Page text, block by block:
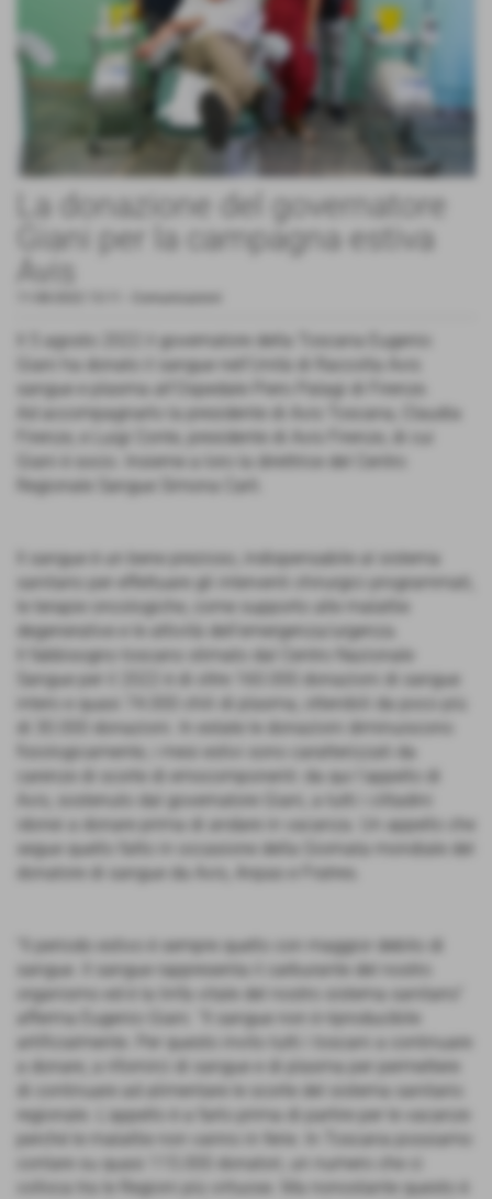
La donazione del governatore
Giani per la campagna estiva
Avis
Il 5 agosto 2022 il governatore della Toscana Eugenio
Giani ha donato il sangue nell'Unità di Raccolta Avis
sangue e plasma all'Ospedale Piero Palagi di Firenze.
Ad accompagnarlo la presidente di Avis Toscana, Claudia
Firenze, e Luigi Conte, presidente di Avis Firenze, di cui
Giani è socio. Insieme a loro la direttrice del Centro
Regionale Sangue Simona Carli.
Il sangue è un bene prezioso, indispensabile al sistema
sanitario per effettuare gli interventi chirurgici programmati,
le terapie oncologiche, come supporto alle malattie
degenerative e le attività dell’emergenza/urgenza.
Il fabbisogno toscano stimato dal Centro Nazionale
Sangue per il 2022 è di oltre 160.000 donazioni di sangue
intero e quasi 74.000 chili di plasma, ottenibili da poco più
di 30.000 donazioni. In estate le donazioni diminuiscono
fisiologicamente, i mesi estivi sono caratterizzati da
carenze di scorte di emocomponenti: da qui l'appello di
Avis, sostenuto dal governatore Giani, a tutti i cittadini
idonei a donare prima di andare in vacanza. Un appello che
segue quello fatto in occasione della Giornata mondiale del
donatore di sangue da Avis, Anpas e Fratres.
"Il periodo estivo è sempre quello con maggior debito di
sangue. Il sangue rappresenta il carburante del nostro
organismo ed è la linfa vitale del nostro sistema sanitario”
afferma Eugenio Giani. “Il sangue non è riproducibile
artificialmente. Per questo invito tutti i toscani a continuare
a donare, a rifornirci di sangue e di plasma per permettere
di continuare ad alimentare le scorte del sistema sanitario
regionale. L'appello è a farlo prima di partire per le vacanze
perché le malattie non vanno in ferie. In Toscana possiamo
contare su quasi 115.000 donatori, un numero che ci
colloca tra le Regioni più virtuose. Ma nonostante questo è